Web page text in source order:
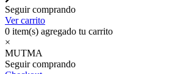
Seguir comprando
Ver carrito
0 item(s) agregado tu carrito
×
MUTMA
Seguir comprando